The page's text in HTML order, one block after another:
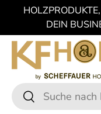
DIREKT ZUM
DEIN
Suchen
Suchen